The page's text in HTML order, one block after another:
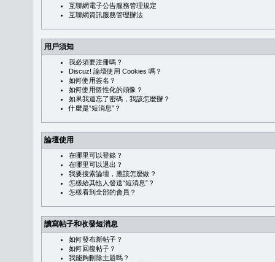
互聯網電子公告服務管理規定
互聯網資訊服務管理辦法
用戶須知
我必須要注冊嗎？
Discuz! 論壇使用 Cookies 嗎？
如何使用簽名？
如何使用個性化的頭像？
如果我遺忘了密碼，我該怎麼辦？
什麼是“短消息”？
論壇使用
在哪里可以登錄？
在哪里可以退出？
我要搜索論壇，應該怎麼做？
怎樣給其他人發送“短消息”？
怎樣看到全部的會員？
讀寫帖子和收發短消息
如何發布新帖子？
如何回復帖子？
我能夠刪除主題嗎？